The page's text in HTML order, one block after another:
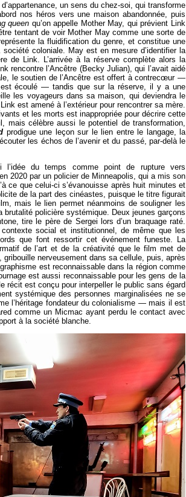
un sens du chez-soi, qui transforme
nos héros vers une maison abandonnée, puis
queen qu’on appelle Mother May, qui prévient Link
tentant de voir Mother May comme une sorte de
la fluidification du genre, et constitue une
coloniale. May est en mesure d’identifier la
de Link. L’arrivée à la réserve complète alors la
rencontre l’Ancêtre (Becky Julian), qui l’avait aidé
le soutien de l’Ancêtre est offert à contrecœur —
est écoulé — tandis que sur la réserve, il y a une
les voyageurs dans sa maison, qui deviendra le
est amené à l’extérieur pour rencontrer sa mère.
et les morts est inappropriée pour décrire cette
mais célèbre aussi le potentiel de transformation,
prodigue une leçon sur le lien entre le langage, la
les échos de l’avenir et du passé, par-delà le
du temps comme point de rupture vers
2020 par un policier de Minneapolis, qui a mis son
ce que celui-ci s’évanouisse après huit minutes et
de la part des cinéastes, puisque le titre figurait
mais le lien permet néanmoins de souligner les
policière systémique. Deux jeunes garçons
tire le père de Sergei lors d’un braquage raté.
social et institutionnel, de même que les
que font ressortir cet événement funeste. La
de l’art et de la créativité que le film met de
nerveusement dans sa cellule, puis, après
est reconnaissable dans la région comme
est aussi reconnaissable pour les gens de la
récit est conçu pour interpeller le public sans égard
systémique des personnes marginalisées ne se
l’héritage fondateur du colonialisme — mais il est
comme un Micmac ayant perdu le contact avec
à la société blanche.